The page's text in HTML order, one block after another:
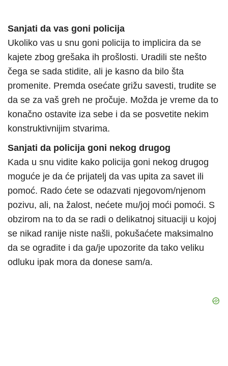
Sanjati da vas goni policija
Ukoliko vas u snu goni policija to implicira da se
kajete zbog grešaka ih prošlosti. Uradili ste nešto
čega se sada stidite, ali je kasno da bilo šta
promenite. Premda osećate grižu savesti, trudite se
da se za vaš greh ne pročuje. Možda je vreme da to
konačno ostavite iza sebe i da se posvetite nekim
konstruktivnijim stvarima.
Sanjati da policija goni nekog drugog
Kada u snu vidite kako policija goni nekog drugog
moguće je da će prijatelj da vas upita za savet ili
pomoć. Rado ćete se odazvati njegovom/njenom
pozivu, ali, na žalost, nećete mu/joj moći pomoći. S
obzirom na to da se radi o delikatnoj situaciji u kojoj
se nikad ranije niste našli, pokušaćete maksimalno
da se ogradite i da ga/je upozorite da tako veliku
odluku ipak mora da donese sam/a.